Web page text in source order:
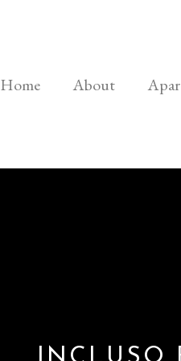
Home About